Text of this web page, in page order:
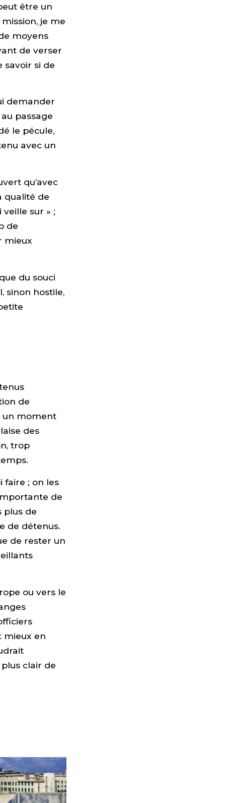
être un
je me
moyens
de verser
savoir si de
demander
passage
le pécule,
avec un
qu’avec
qualité de
veille sur » ;
de
mieux
du souci
sinon hostile,
de
un moment
des
trop
faire ; on les
de
plus de
de détenus.
de rester un
ou vers le
mieux en
clair de